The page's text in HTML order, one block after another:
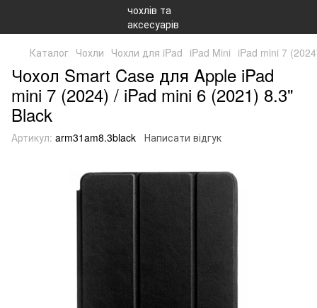
Каталог Чохли Чохли для iPad iPad Mini iPad mini 7
Чохол Smart Case для Apple iPad
mini 7 (2024) / iPad mini 6 (2021) 8.3"
Black
Артикул: arm31am8.3black Написати відгук